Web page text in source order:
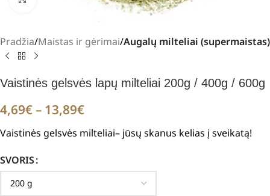
Pradžia Maistas ir gėrimai Augalų milteliai (supermaistas)
Vaistinės gelsvės lapų milteliai 200g / 400g / 600g
4,69€– 13,89€
Vaistinės gelsvės milteliai– jūsų skanus kelias į sveikatą!
SVORIS